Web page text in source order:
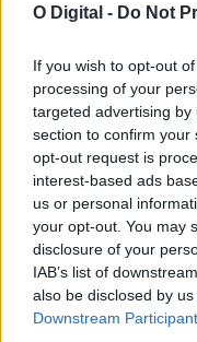
O Digital - Do Not
If you wish to opt-out
processing of your
targeted advertising
section to confirm your
opt-out request is
interest-based ads
us or personal
your opt-out. You may
disclosure of your
IAB’s list of
also be disclosed by
Downstream
30 Julho, 2026 - 13:00